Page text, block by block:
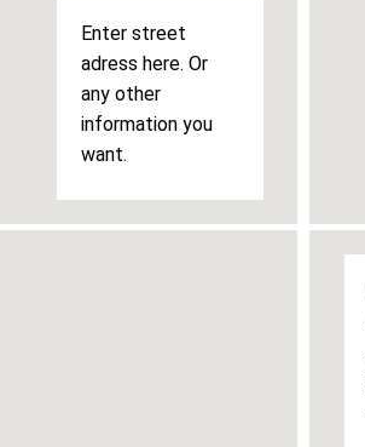
Enter street
adress here. Or
any other
information you
want.